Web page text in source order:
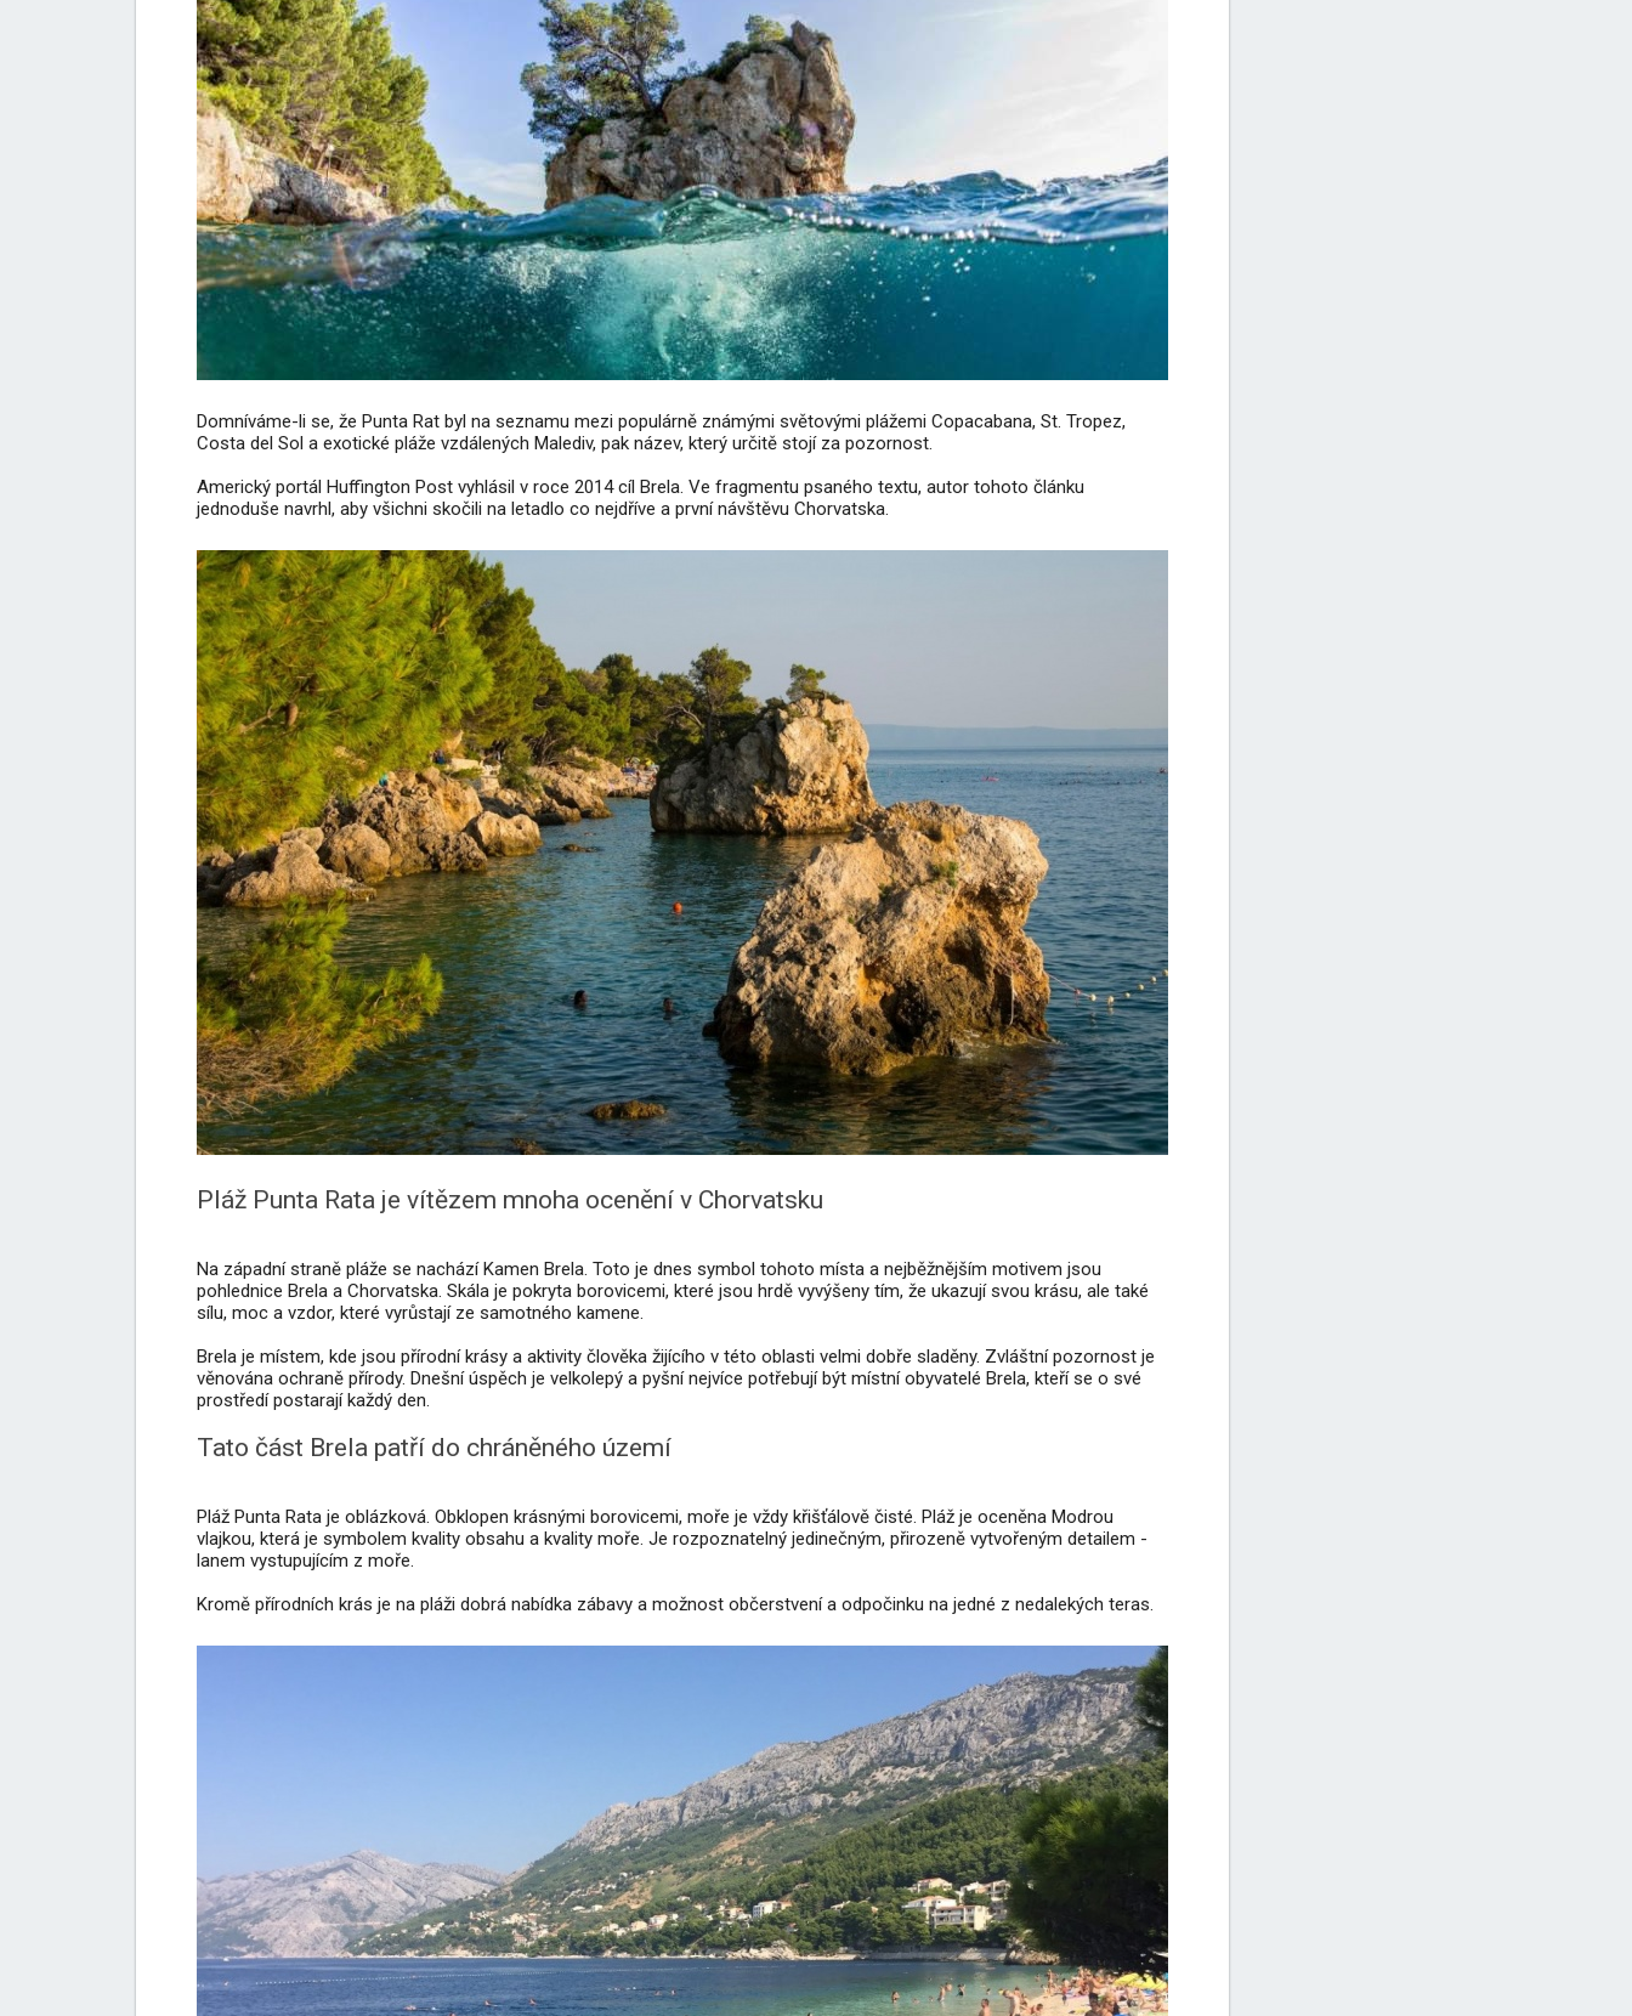
Domníváme-li se, že Punta Rat byl na seznamu mezi populárně známými světovými plážemi Copacabana, St. Tropez,
Costa del Sol a exotické pláže vzdálených Malediv, pak název, který určitě stojí za pozornost.
Americký portál Huffington Post vyhlásil v roce 2014 cíl Brela. Ve fragmentu psaného textu, autor tohoto článku
jednoduše navrhl, aby všichni skočili na letadlo co nejdříve a první návštěvu Chorvatska.
Pláž Punta Rata je vítězem mnoha ocenění v Chorvatsku
Na západní straně pláže se nachází Kamen Brela. Toto je dnes symbol tohoto místa a nejběžnějším motivem jsou
pohlednice Brela a Chorvatska. Skála je pokryta borovicemi, které jsou hrdě vyvýšeny tím, že ukazují svou krásu, ale také
sílu, moc a vzdor, které vyrůstají ze samotného kamene.
Brela je místem, kde jsou přírodní krásy a aktivity člověka žijícího v této oblasti velmi dobře sladěny. Zvláštní pozornost je
věnována ochraně přírody. Dnešní úspěch je velkolepý a pyšní nejvíce potřebují být místní obyvatelé Brela, kteří se o své
prostředí postarají každý den.
Tato část Brela patří do chráněného území
Pláž Punta Rata je oblázková. Obklopen krásnými borovicemi, moře je vždy křišťálově čisté. Pláž je oceněna Modrou
vlajkou, která je symbolem kvality obsahu a kvality moře. Je rozpoznatelný jedinečným, přirozeně vytvořeným detailem -
lanem vystupujícím z moře.
Kromě přírodních krás je na pláži dobrá nabídka zábavy a možnost občerstvení a odpočinku na jedné z nedalekých teras.